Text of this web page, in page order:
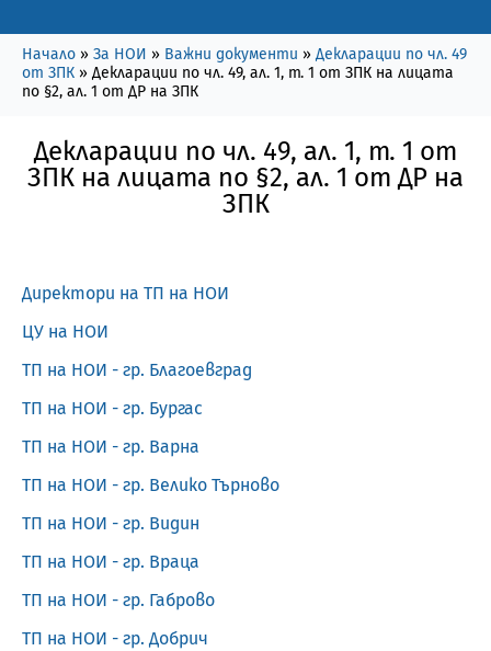
Начало » За НОИ » Важни документи » Декларации по чл. 49
от ЗПК » Декларации по чл. 49, ал. 1, т. 1 от ЗПК на лицата
по §2, ал. 1 от ДР на ЗПК
Декларации по чл. 49, ал. 1, т. 1 от
ЗПК на лицата по §2, ал. 1 от ДР на
ЗПК
Директори на ТП на НОИ
ЦУ на НОИ
ТП на НОИ - гр. Благоевград
ТП на НОИ - гр. Бургас
ТП на НОИ - гр. Варна
TП на НОИ - гр. Велико Търново
ТП на НОИ - гр. Видин
ТП на НОИ - гр. Враца
ТП на НОИ - гр. Габрово
ТП на НОИ - гр. Добрич